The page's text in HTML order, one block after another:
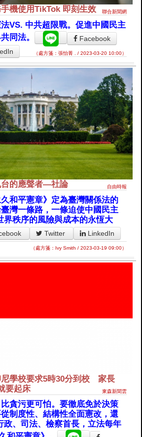
機使用TikTok 即刻生效 聯合新聞網
VS. 中共超限戰。促進中國民主
同法。
Facebook
（處方箋：張怡菁 . / 2023-03-20 10:00）
的應聲者—社論 自由時報
和平憲章》定為臺灣關係法的
灣一條路，一條迫使中國民主
界秩序的風險與成本的永恆大
Twitter LinkedIn
（處方箋：Ivy Smith / 2023-03-19 09:00）
尼學校要求5時30分到校 家長
要起床
東森新聞雲
貪污更可怕。要徹底免於決策
制度性、結構性全面憲改，還
政、司法、檢察首長，立法每年